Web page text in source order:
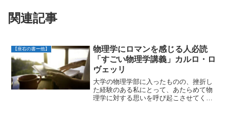
関連記事
【座右の書ー他】
物理学にロマンを感じる人必読
「すごい物理学講義」カルロ・ロ
ヴェッリ
大学の物理学部に入ったものの、挫折し
た経験のある私にとって、あたらめて物
理学に対する思いを呼び起こさせてくれ